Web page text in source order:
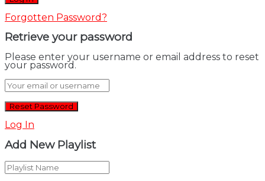
Forgotten Password?
Retrieve your password
Please enter your username or email address to reset
your password.
Log In
Add New Playlist